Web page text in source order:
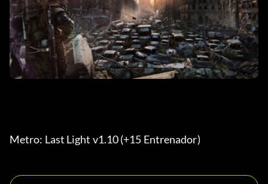
Metro: Last Light v1.10 (+15 Entrenador)